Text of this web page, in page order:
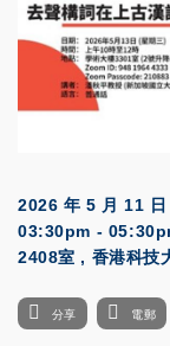
2026 年 5 月 11 日
03:30pm -
2408室 , 香港科技
分享 電郵